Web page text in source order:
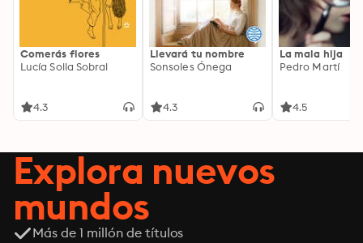
Comerás flores
Lucía Solla Sobral
4.3
Llevará tu nombre
Sonsoles Ónega
4.3
La mala hija
Pedro Martí
4.5
Explora nuevos
mundos
Más de 1 millón de títulos